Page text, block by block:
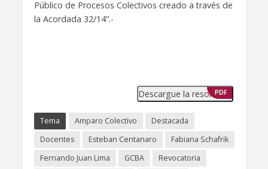
Público de Procesos Colectivos creado a través de
la Acordada 32/14”.-
Descargue la resolución
PDF
Tema Amparo Colectivo
Destacada
Docentes
Esteban Centanaro
Fabiana Schafrik
Fernando Juan Lima
GCBA
Revocatoria